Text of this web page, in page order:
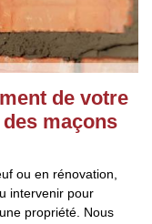
de votre
maçons
ou en rénovation,
intervenir pour
propriété. Nous